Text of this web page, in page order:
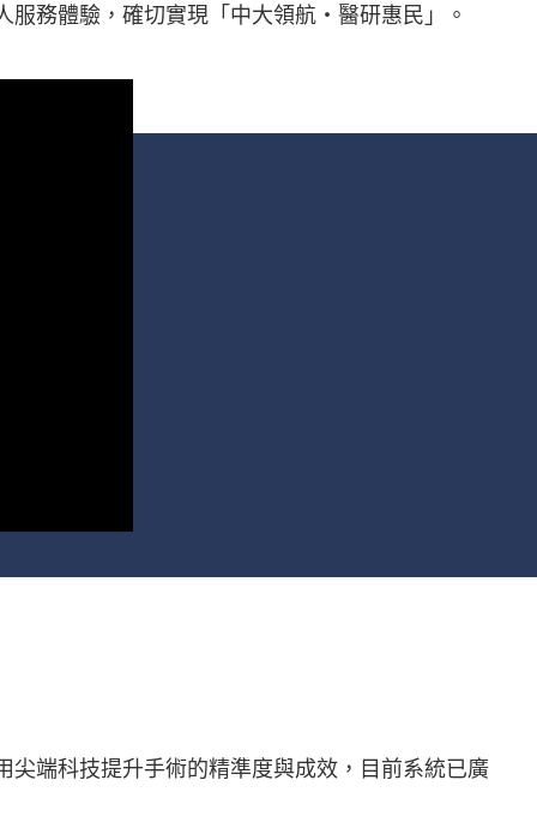
服務體驗，確切實現「中大領航‧醫研惠民」。
端科技提升手術的精準度與成效，目前系統已廣